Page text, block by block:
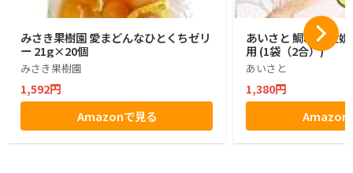
みさき果樹園 愛まどんなひとくちゼリ
ー 21g×20個
みさき果樹園
1,592円
Amazonで見る
あいさと 鯛めし 愛
用 (1袋（2合）)
あいさと
1,380円
Amazon